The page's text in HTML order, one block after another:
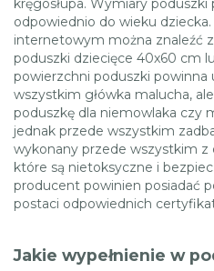
kręgosłupa. Wymiary
odpowiednio do wieku
internetowym można znaleźć
poduszki dziecięce 40x60 cm
powierzchni poduszki powinna
wszystkim główka malucha,
poduszkę dla niemowlaka czy
jednak przede wszystkim
wykonany przede wszystkim z
które są nietoksyczne i
producent powinien posiadać
postaci odpowiednich
Jakie wypełnienie w